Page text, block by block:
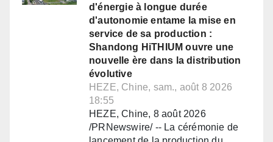
d'énergie à longue durée
d'autonomie entame la mise en
service de sa production :
Shandong HiTHIUM ouvre une
nouvelle ère dans la distribution
évolutive
HEZE, Chine, sam., août 8 2026
18:55
HEZE, Chine, 8 août 2026
/PRNewswire/ -- La cérémonie de